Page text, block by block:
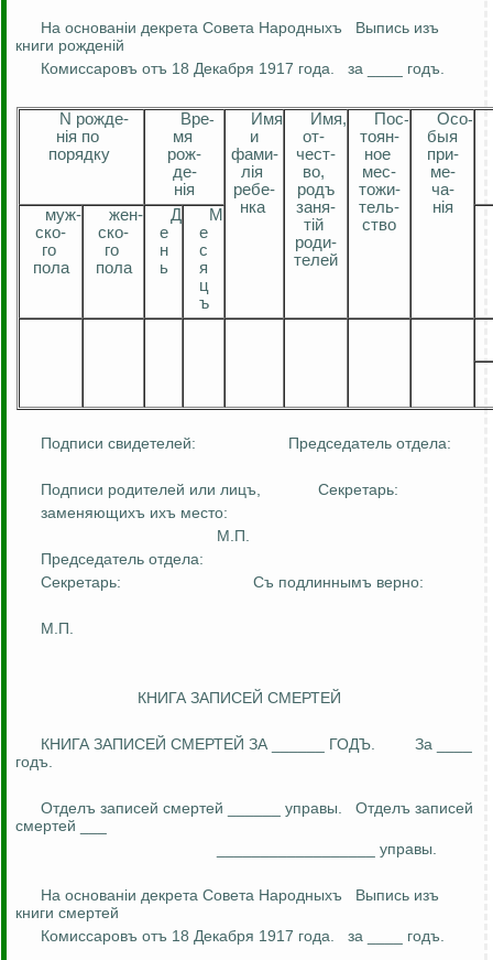
На основанiи декрета Совета Народныхъ Выпись изъ
книги рожденiй
Комиссаровъ отъ 18 Декабря 1917 года. за ____ годъ.
N рожде-
нiя по
порядку
Вре-
мя
рож-
де-
нiя
Имя
и
фами-
лiя
ребе-
нка
Имя,
от-
чест-
во,
родъ
заня-
тiй
роди-
телей
Пос-
тоян-
ное
мес-
тожи-
тель-
ство
Осо-
быя
при-
ме-
ча-
нiя
муж-
ско-
го
пола
жен-
ско-
го
пола
Д
е
н
ь
М
е
с
я
ц
ъ
Подписи свидетелей: Председатель отдела:
Подписи родителей или лицъ,
Секретарь:
заменяющихъ ихъ место:
М.П.
Председатель отдела:
Секретарь:
Съ подлиннымъ верно:
М.П.
КНИГА ЗАПИСЕЙ СМЕРТЕЙ
КНИГА ЗАПИСЕЙ СМЕРТЕЙ ЗА ______ ГОДЪ.
За ____
годъ.
Отделъ записей смертей ______ управы. Отделъ записей
смертей ___
__________________ управы.
На основанiи декрета Совета Народныхъ Выпись изъ
книги смертей
Комиссаровъ отъ 18 Декабря 1917 года. за ____ годъ.